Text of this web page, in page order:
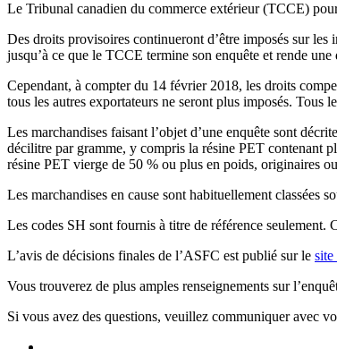
Le Tribunal canadien du commerce extérieur (TCCE)
Des droits provisoires continueront d’être imposés sur
jusqu’à ce que le TCCE termine son enquête et rende une
Cependant, à compter du 14 février 2018, les droits
tous les autres exportateurs ne seront plus imposés. Tous
Les marchandises faisant l’objet d’une enquête sont
décilitre par gramme, y compris la résine PET contenant
résine PET vierge de 50 % ou plus en poids, originaires
Les marchandises en cause sont habituellement classées
Les codes SH sont fournis à titre de référence
L’avis de décisions finales de l’ASFC est publié sur le site
Vous trouverez de plus amples renseignements sur
Si vous avez des questions, veuillez communiquer avec